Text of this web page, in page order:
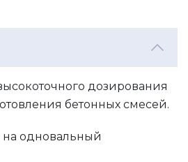
дозирования
бетонных смесей.
на одновальный